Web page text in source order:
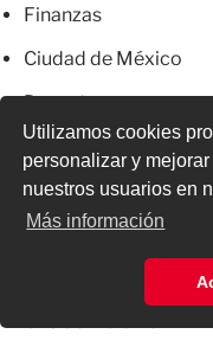
Utilizamos cookies
personalizar y
nuestros usuarios en
Más información
Finanzas
Ciudad de México
Deportes
Sintetika
Especiales